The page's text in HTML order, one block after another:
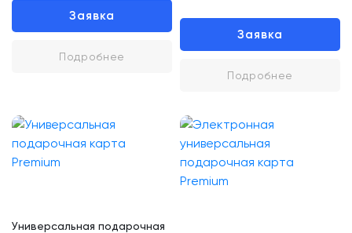
Заявка
Подробнее
Заявка
Подробнее
Универсальная подарочная